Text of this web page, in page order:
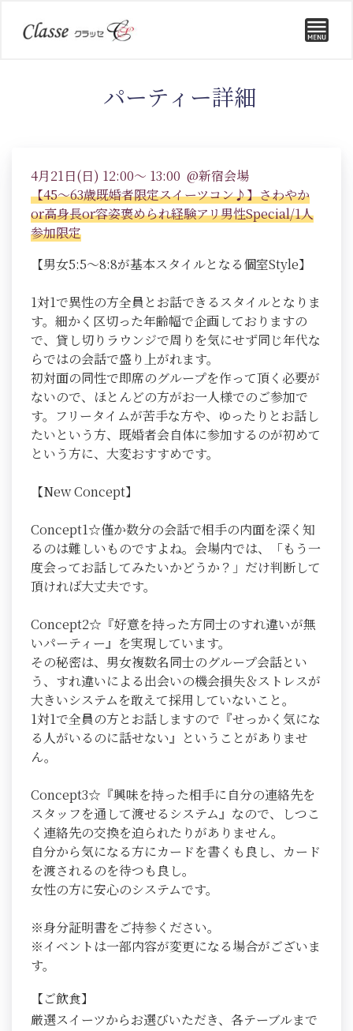
パーティー詳細
4月21日(日) 12:00～ 13:00 @新宿会場
【45～63歳既婚者限定スイーツコン♪】さわやか
or高身長or容姿褒められ経験アリ男性Special/1人
参加限定
【男女5:5～8:8が基本スタイルとなる個室Style】
1対1で異性の方全員とお話できるスタイルとなりま
す。細かく区切った年齢幅で企画しておりますの
で、貸し切りラウンジで周りを気にせず同じ年代な
らではの会話で盛り上がれます。
初対面の同性で即席のグループを作って頂く必要が
ないので、ほとんどの方がお一人様でのご参加で
す。フリータイムが苦手な方や、ゆったりとお話し
たいという方、既婚者会自体に参加するのが初めて
という方に、大変おすすめです。
【New Concept】
Concept1☆僅か数分の会話で相手の内面を深く知
るのは難しいものですよね。会場内では、「もう一
度会ってお話してみたいかどうか？」だけ判断して
頂ければ大丈夫です。
Concept2☆『好意を持った方同士のすれ違いが無
いパーティー』を実現しています。
その秘密は、男女複数名同士のグループ会話とい
う、すれ違いによる出会いの機会損失＆ストレスが
大きいシステムを敢えて採用していないこと。
1対1で全員の方とお話しますので『せっかく気にな
る人がいるのに話せない』ということがありませ
ん。
Concept3☆『興味を持った相手に自分の連絡先を
スタッフを通して渡せるシステム』なので、しつこ
く連絡先の交換を迫られたりがありません。
自分から気になる方にカードを書くも良し、カード
を渡されるのを待つも良し。
女性の方に安心のシステムです。
※身分証明書をご持参ください。
※イベントは一部内容が変更になる場合がございま
す。
【ご飲食】
厳選スイーツからお選びいただき、各テーブルまで